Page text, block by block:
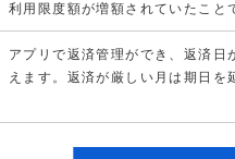
利用限度額が増額されていたこと
アプリで返済管理ができ、返済日
えます。返済が厳しい月は期日を